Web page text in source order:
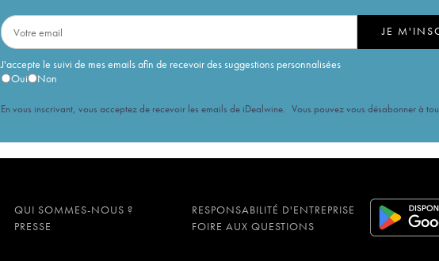
J'accepte le suivi de mes emails afin de recevoir des suggestions personnalisées
Oui
Non
JE
En vous inscrivant, vous acceptez de recevoir les emails de iDealwine. Vous pouvez vous désabonner à
QUI SOMMES-NOUS ?
RESPONSABILITÉ D'ENTREPRISE
PRESSE FOIRE AUX QUESTIONS